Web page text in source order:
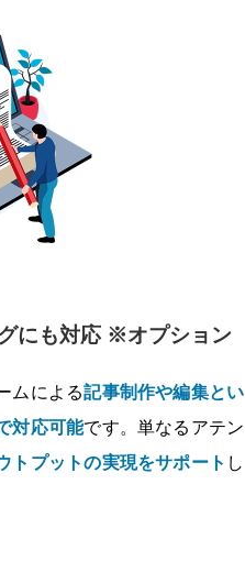
にも対応 ※オプション
ムによる記事制作や編集とい
対応可能です。単なるアテン
トプットの実現をサポート し